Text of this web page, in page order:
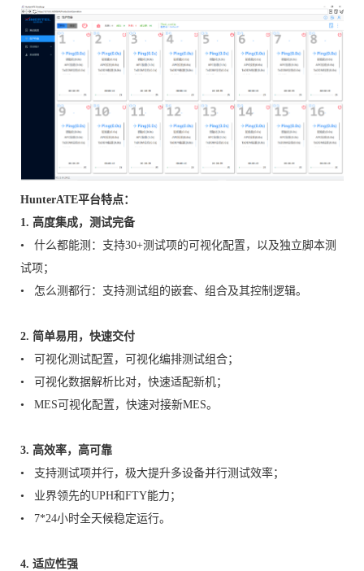
HunterATE平台特点：
1. 高度集成，测试完备
• 什么都能测：支持30+测试项的可视化配置，以及独立脚本测
试项；
• 怎么测都行：支持测试组的嵌套、组合及其控制逻辑。
2. 简单易用，快速交付
• 可视化测试配置，可视化编排测试组合；
• 可视化数据解析比对，快速适配新机；
• MES可视化配置，快速对接新MES。
3. 高效率，高可靠
• 支持测试项并行，极大提升多设备并行测试效率；
• 业界领先的UPH和FTY能力；
• 7*24小时全天候稳定运行。
4. 适应性强